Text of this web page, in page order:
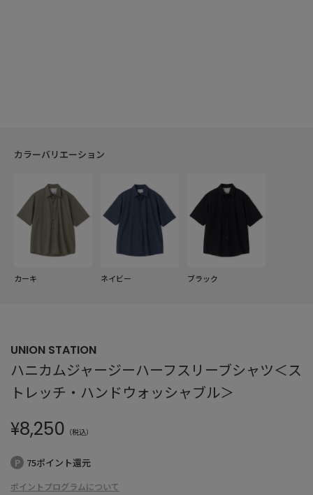
カラーバリエーション
カーキ ネイビー ブラック
UNION STATION
ハニカムジャージーハーフスリーブシャツ＜ス
トレッチ・ハンドウォッシャブル＞
¥8,250 （税込）
75ポイント還元
ポイントプログラムについて